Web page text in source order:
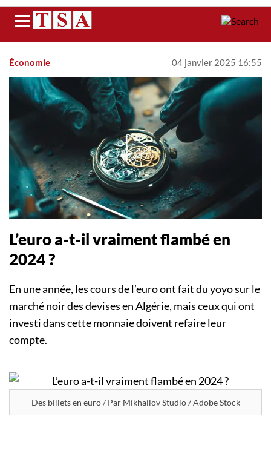
Menu
Économie 04 janvier 2025 16:55
L’euro a-t-il vraiment flambé en
2024 ?
En une année, les cours de l’euro ont fait du yoyo sur le
marché noir des devises en Algérie, mais ceux qui ont
investi dans cette monnaie doivent refaire leur
compte.
Des billets en euro / Par Mikhailov Studio / Adobe Stock